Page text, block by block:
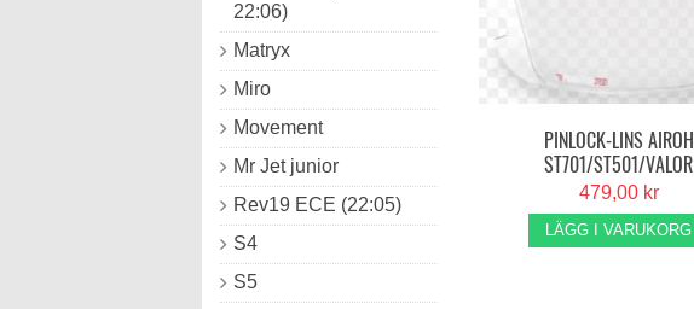
PINLOCK-LINS AIROH
ST701/ST501/VALOR
479,00 kr
LÄGG I VARUKORG
22:06)
Matryx
Miro
Movement
Mr Jet junior
Rev19 ECE (22:05)
S4
S5